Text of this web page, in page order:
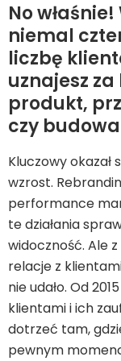
No
niemal
liczbę
uznajesz
produkt,
czy
Kluczowy okazał
wzrost.
performance
te działania
widoczność. Ale
relacje z
nie udało. Od
klientami i ich
dotrzeć tam,
pewnym